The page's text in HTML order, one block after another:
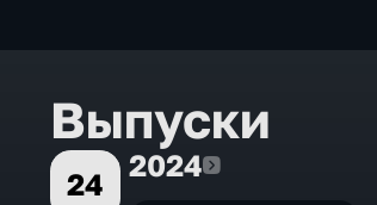
Выпуски
24
20242024